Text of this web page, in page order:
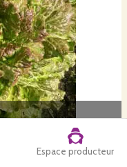
Espace producteur